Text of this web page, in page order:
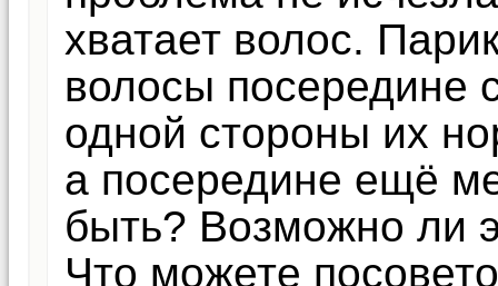
хватает волос.
волосы посередине
одной стороны их
а посередине ещё
быть? Возможно ли
Что можете